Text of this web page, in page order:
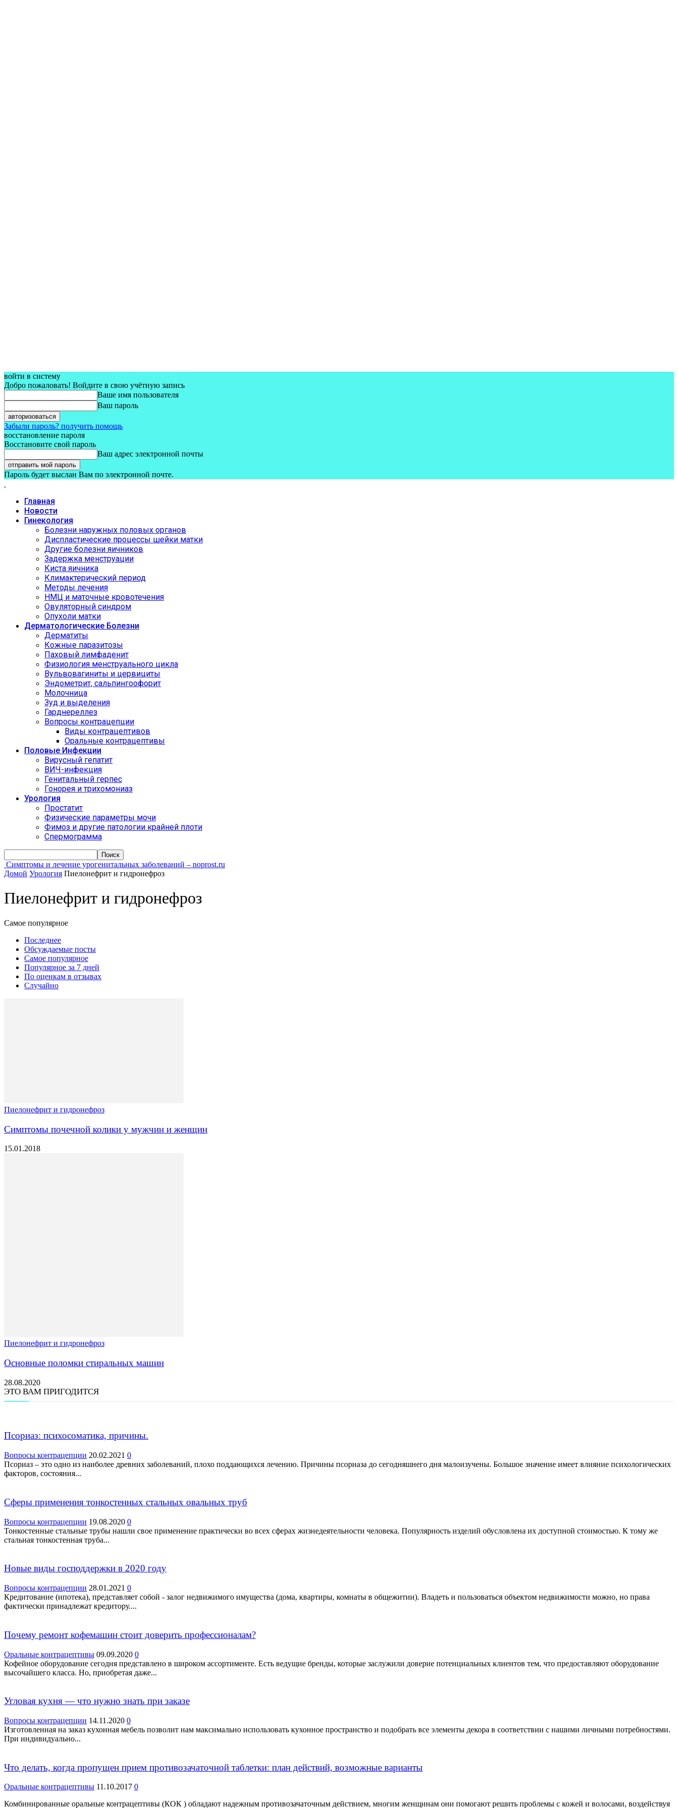
войти в систему
Добро пожаловать! Войдите в свою учётную запись
Ваше имя пользователя
Ваш пароль
Забыли пароль? получить помощь
восстановление пароля
Восстановите свой пароль
Ваш адрес электронной почты
Пароль будет выслан Вам по электронной почте.
Главная
Новости
Гинекология
Болезни наружных половых органов
Диспластические процессы шейки матки
Другие болезни яичников
Задержка менструации
Киста яичника
Климактерический период
Методы лечения
НМЦ и маточные кровотечения
Овуляторный синдром
Опухоли матки
Дерматологические Болезни
Дерматиты
Кожные паразитозы
Паховый лимфаденит
Физиология менструального цикла
Вульвовагиниты и цервициты
Эндометрит, сальпингоофорит
Молочница
Зуд и выделения
Гарднереллез
Вопросы контрацепции
Виды контрацептивов
Оральные контрацептивы
Половые Инфекции
Вирусный гепатит
ВИЧ-инфекция
Генитальный герпес
Гонорея и трихомониаз
Урология
Простатит
Физические параметры мочи
Фимоз и другие патологии крайней плоти
Спермограмма
Симптомы и лечение урогенитальных заболеваний – noprost.ru
Домой Урология Пиелонефрит и гидронефроз
Пиелонефрит и гидронефроз
Самое популярное
Последнее
Обсуждаемые посты
Самое популярное
Популярное за 7 дней
По оценкам в отзывах
Случайно
Пиелонефрит и гидронефроз
Симптомы почечной колики у мужчин и женщин
15.01.2018
Пиелонефрит и гидронефроз
Основные поломки стиральных машин
28.08.2020
ЭТО ВАМ ПРИГОДИТСЯ
Псориаз: психосоматика, причины.
Вопросы контрацепции 20.02.2021 0
Псориаз – это одно из наиболее древних заболеваний, плохо поддающихся лечению. Причины псориаза до сегодняшнего дня малоизучены. Большое значение имеет влияние психологических
факторов, состояния...
Сферы применения тонкостенных стальных овальных труб
Вопросы контрацепции 19.08.2020 0
Тонкостенные стальные трубы нашли свое применение практически во всех сферах жизнедеятельности человека. Популярность изделий обусловлена их доступной стоимостью. К тому же
стальная тонкостенная труба...
Новые виды господдержки в 2020 году
Вопросы контрацепции 28.01.2021 0
Кредитование (ипотека), представляет собой - залог недвижимого имущества (дома, квартиры, комнаты в общежитии). Владеть и пользоваться объектом недвижимости можно, но права
фактически принадлежат кредитору....
Почему ремонт кофемашин стоит доверить профессионалам?
Оральные контрацептивы 09.09.2020 0
Кофейное оборудование сегодня представлено в широком ассортименте. Есть ведущие бренды, которые заслужили доверие потенциальных клиентов тем, что предоставляют оборудование
высочайшего класса. Но, приобретая даже...
Угловая кухня — что нужно знать при заказе
Вопросы контрацепции 14.11.2020 0
Изготовленная на заказ кухонная мебель позволит нам максимально использовать кухонное пространство и подобрать все элементы декора в соответствии с нашими личными потребностями.
При индивидуально...
Что делать, когда пропущен прием противозачаточной таблетки: план действий, возможные варианты
Оральные контрацептивы 11.10.2017 0
Комбинированные оральные контрацептивы (КОК ) обладают надежным противозачаточным действием, многим женщинам они помогают решить проблемы с кожей и волосами, воздействуя